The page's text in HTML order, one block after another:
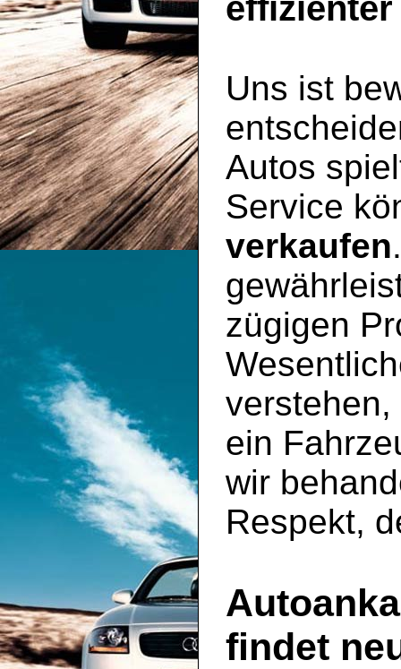
Uns ist
Autos
Service
verkaufen
zügigen
ein
wir
Respekt,
findet